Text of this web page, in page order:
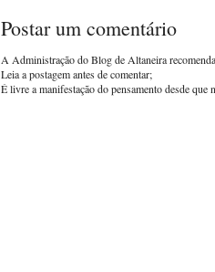
Postar um comentário
A Administração do Blog de Altaneira
Leia a postagem antes de comentar;
É livre a manifestação do pensamento desde